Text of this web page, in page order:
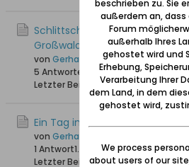
Schlittschulaufen .Sterben im
Großwalddorf.-Danzig
von Gerhard Jeske
5 Antworten
2.097 Hits0 Likes
Letzter Beitrag
26.11.2024, 16:17
Ein Tag im November 1944
von Gerhard Jeske
1 Antwort1.671 Hits0 Likes
Letzter Beitrag24.11.2024, 14:37
beschrieben zu. Sie
außerdem an, dass
Forum
außerhalb Ihres
gehostet wird und
Erhebung,
Verarbeitung Ihrer
dem Land, in dem
gehostet wird,
We process
about users of our